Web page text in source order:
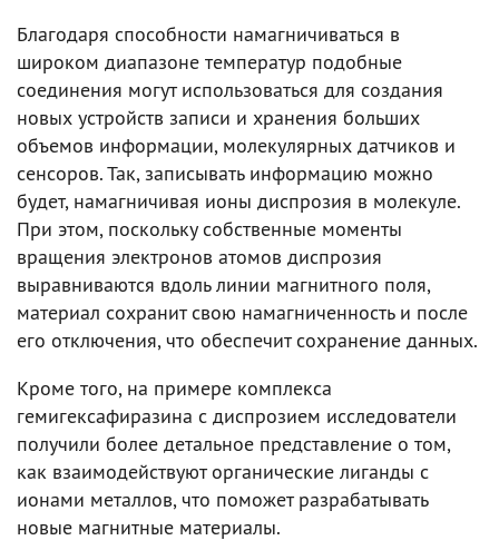
Благодаря способности намагничиваться в
широком диапазоне температур подобные
соединения могут использоваться для создания
новых устройств записи и хранения больших
объемов информации, молекулярных датчиков и
сенсоров. Так, записывать информацию можно
будет, намагничивая ионы диспрозия в молекуле.
При этом, поскольку собственные моменты
вращения электронов атомов диспрозия
выравниваются вдоль линии магнитного поля,
материал сохранит свою намагниченность и после
его отключения, что обеспечит сохранение данных.
Кроме того, на примере комплекса
гемигексафиразина с диспрозием исследователи
получили более детальное представление о том,
как взаимодействуют органические лиганды с
ионами металлов, что поможет разрабатывать
новые магнитные материалы.